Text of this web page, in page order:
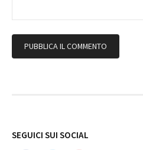
SEGUICI SUI SOCIAL